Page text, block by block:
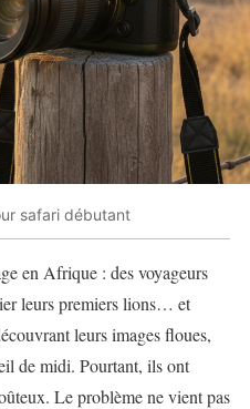
safari débutant
en Afrique : des voyageurs
leurs premiers lions… et
leurs images floues,
de midi. Pourtant, ils ont
Le problème ne vient pas